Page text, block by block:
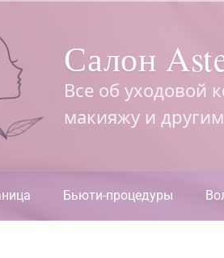
Салон
Все об уходовой
макияжу и
Бьюти-процедуры